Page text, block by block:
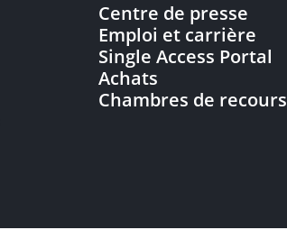
Centre de presse
Emploi et carrière
Single Access Portal
Achats
Chambres de recours